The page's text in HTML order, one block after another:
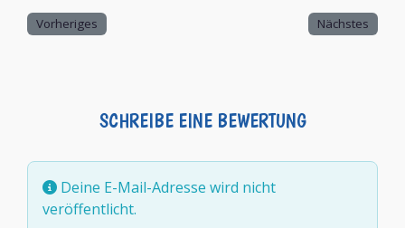
Vorheriges Nächstes
SCHREIBE EINE BEWERTUNG
Deine E-Mail-Adresse wird nicht
veröffentlicht.